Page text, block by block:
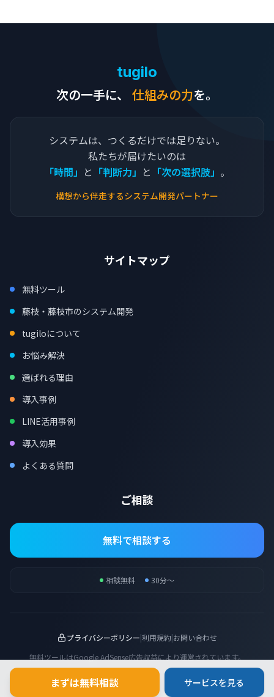
tugilo
次の一手に、
仕組みの力を。
システムは、つくるだけでは足りない。
私たちが届けたいのは
「時間」 と 「判断力」 と 「次の選択肢」 。
構想から伴走するシステム開発パートナー
サイトマップ
無料ツール
藤枝・藤枝市のシステム開発
tugiloについて
お悩み解決
選ばれる理由
導入事例
LINE活用事例
導入効果
よくある質問
ご相談
無料で相談する
相談無料 30分〜
プライバシーポリシー|利用規約|お問い合わせ
無料ツールはGoogle AdSense広告収益により運営されています。
tugilo（ツギロ）
静岡県藤枝市
まずは無料相談 サービスを見る